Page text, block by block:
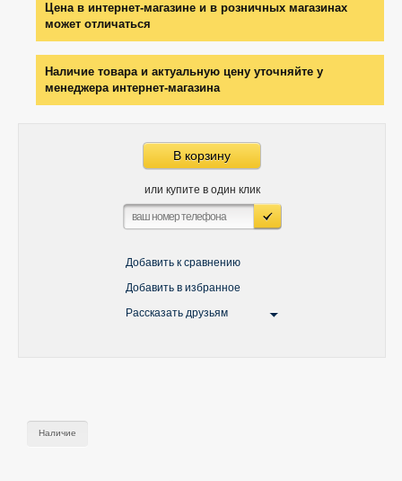
Цена в интернет-магазине и в розничных магазинах
может отличаться
Наличие товара и актуальную цену уточняйте у
менеджера интернет-магазина
В корзину
или купите в один клик
Добавить к сравнению
Добавить в избранное
Рассказать друзьям
Наличие